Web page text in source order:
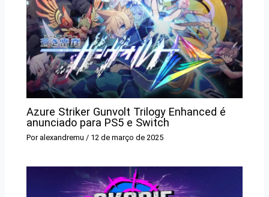
Azure Striker Gunvolt Trilogy Enhanced é
anunciado para PS5 e Switch
Por alexandremu / 12 de março de 2025